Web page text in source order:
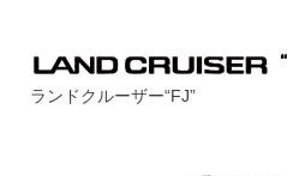
ランドクルーザー“FJ”